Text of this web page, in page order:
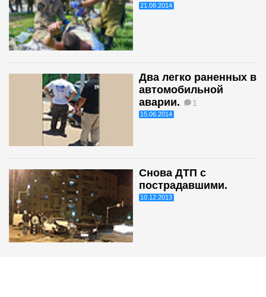
21.08.2014
Два легко раненных в
автомобильной
аварии.
1
15.06.2014
Снова ДТП с
пострадавшими.
10.12.2013